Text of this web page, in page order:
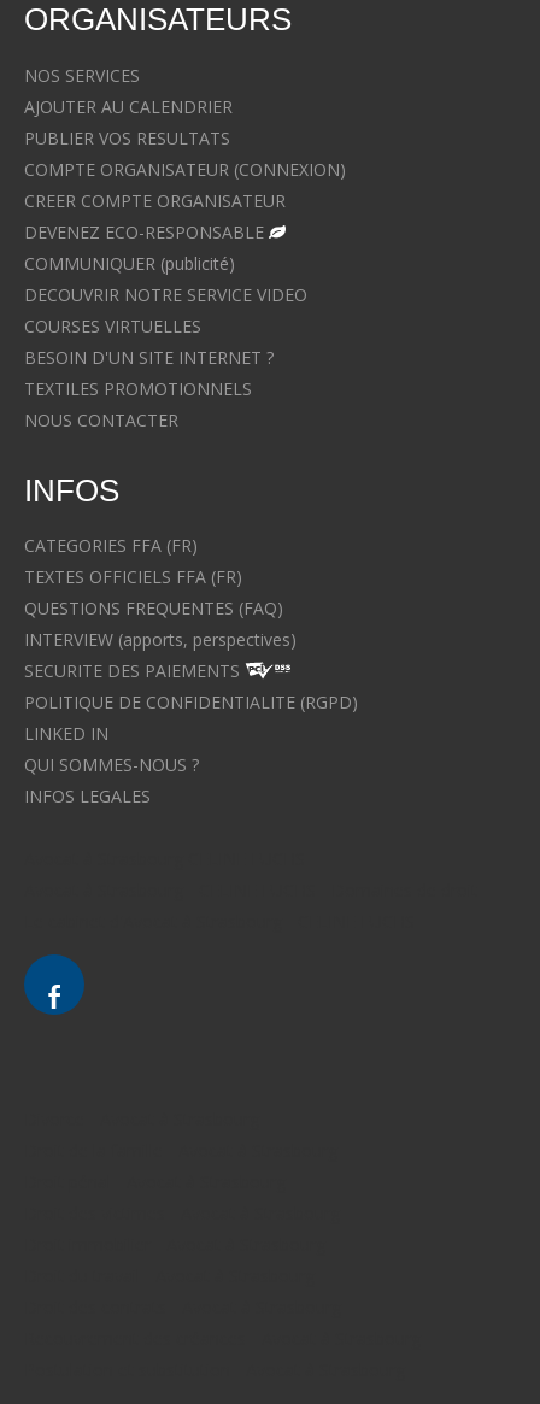
ORGANISATEURS
NOS SERVICES
AJOUTER AU CALENDRIER
PUBLIER VOS RESULTATS
COMPTE ORGANISATEUR (CONNEXION)
CREER COMPTE ORGANISATEUR
DEVENEZ ECO-RESPONSABLE
COMMUNIQUER (publicité)
DECOUVRIR NOTRE SERVICE VIDEO
COURSES VIRTUELLES
BESOIN D'UN SITE INTERNET ?
TEXTILES PROMOTIONNELS
NOUS CONTACTER
INFOS
CATEGORIES FFA (FR)
TEXTES OFFICIELS FFA (FR)
QUESTIONS FREQUENTES (FAQ)
INTERVIEW (apports, perspectives)
SECURITE DES PAIEMENTS
POLITIQUE DE CONFIDENTIALITE (RGPD)
LINKED IN
QUI SOMMES-NOUS ?
INFOS LEGALES